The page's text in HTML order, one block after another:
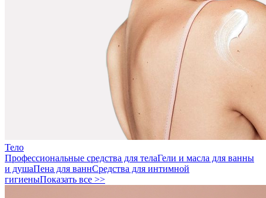
Тело
Профессиональные средства для телаГели и масла для ванны
и душаПена для ваннСредства для интимной
гигиеныПоказать все >>